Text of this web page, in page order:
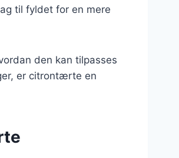
til fyldet for en mere
den kan tilpasses
er citrontærte en